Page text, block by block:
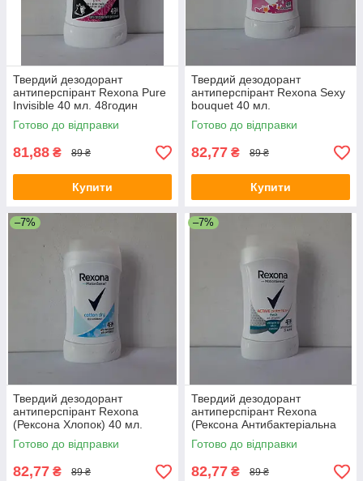
Твердий дезодорант
антиперспірант Rexona Pure
Invisible 40 мл. 48годин
Готово до відправки
81,88 ₴ 89 ₴
Купити
Твердий дезодорант
антиперспірант Rexona Sexy
bouquet 40 мл.
Готово до відправки
82,77 ₴ 89 ₴
Купити
–7%
Твердий дезодорант
антиперспірант Rexona
(Рексона Хлопок) 40 мл.
Готово до відправки
82,77 ₴ 89 ₴
–7%
Твердий дезодорант
антиперспірант Rexona
(Рексона Антибактеріальна
свіжість ) 40 мл.
Готово до відправки
82,77 ₴ 89 ₴